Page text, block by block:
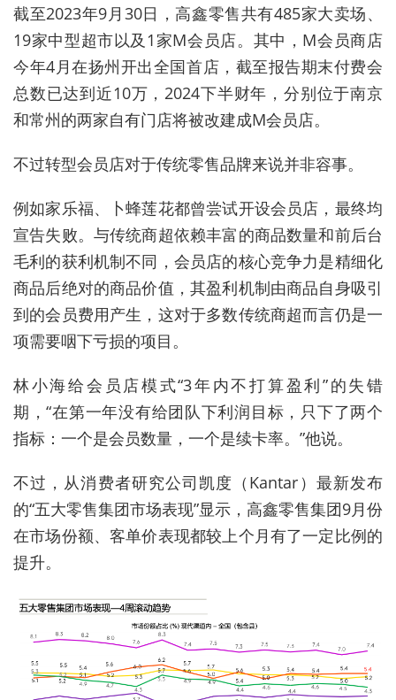
截至2023年9月30日，高鑫零售共有485家大卖场、
19家中型超市以及1家M会员店。其中，M会员商店
今年4月在扬州开出全国首店，截至报告期末付费会
总数已达到近10万，2024下半财年，分别位于南京
和常州的两家自有门店将被改建成M会员店。
不过转型会员店对于传统零售品牌来说并非容事。
例如家乐福、卜蜂莲花都曾尝试开设会员店，最终均
宣告失败。与传统商超依赖丰富的商品数量和前后台
毛利的获利机制不同，会员店的核心竞争力是精细化
商品后绝对的商品价值，其盈利机制由商品自身吸引
到的会员费用产生，这对于多数传统商超而言仍是一
项需要咽下亏损的项目。
林小海给会员店模式“3年内不打算盈利”的失错
期，“在第一年没有给团队下利润目标，只下了两个
指标：一个是会员数量，一个是续卡率。”他说。
不过，从消费者研究公司凯度（Kantar）最新发布
的“五大零售集团市场表现”显示，高鑫零售集团9月份
在市场份额、客单价表现都较上个月有了一定比例的
提升。